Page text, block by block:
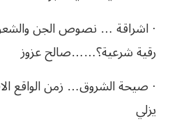
· اشراقة … نصوص الجن
رقية شرعية؟……صالح عزوز
· صيحة الشروق… زمن الواقع
يزلي